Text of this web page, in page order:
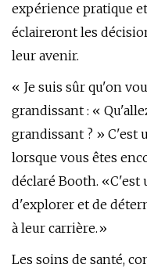
expérience pratique
éclaireront les
leur avenir.
« Je suis sûr qu'on
grandissant : «
grandissant ? » C'est
lorsque vous êtes
déclaré Booth. «C'est
d'explorer et de
à leur carrière.»
Les soins de santé,